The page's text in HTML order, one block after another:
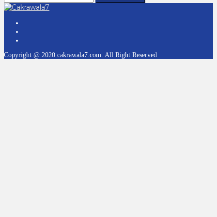
Copyright @ 2020 cakrawala7.com. All Right Reserved